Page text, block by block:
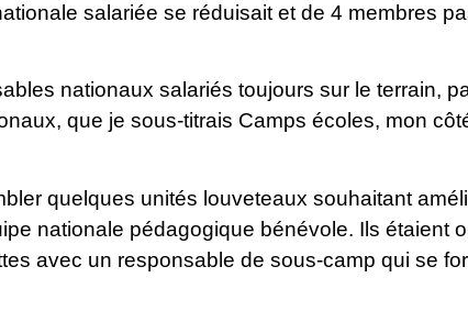
salariée se réduisait et de 4 membres
nationaux salariés toujours sur le terrain,
que je sous-titrais Camps écoles, mon
quelques unités louveteaux souhaitant
nationale pédagogique bénévole. Ils étaient
avec un responsable de sous-camp qui se